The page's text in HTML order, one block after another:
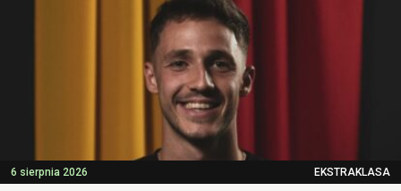
6 sierpnia 2026 EKSTRAKLASA